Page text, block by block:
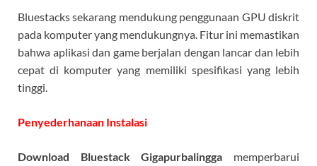
Bluestacks sekarang mendukung penggunaan GPU diskrit
pada komputer yang mendukungnya. Fitur ini memastikan
bahwa aplikasi dan game berjalan dengan lancar dan lebih
cepat di komputer yang memiliki spesifikasi yang lebih
tinggi.
Penyederhanaan Instalasi
Download Bluestack Gigapurbalingga memperbarui